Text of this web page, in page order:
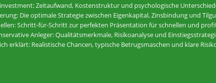
Zeitaufwand, Kostenstruktur und psychologische
Die optimale Strategie zwischen Eigenkapital, Zinsbindung und
Schritt-für-Schritt zur perfekten Präsentation für schnellen und
Anleger: Qualitätsmerkmale, Risikoanalyse und
erklärt: Realistische Chancen, typische Betrugsmaschen und klare